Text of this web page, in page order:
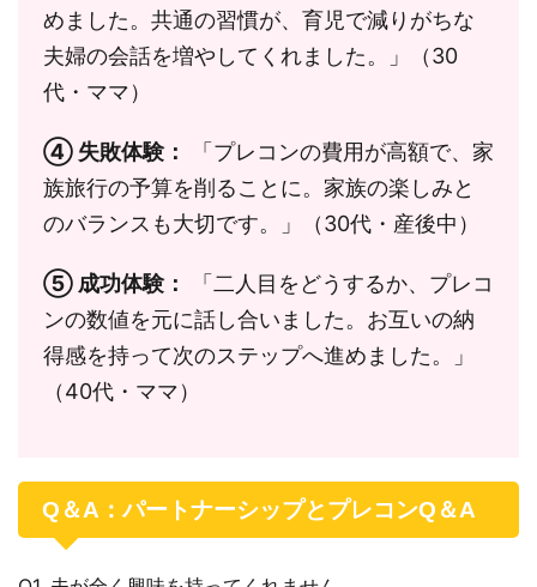
めました。共通の習慣が、育児で減りがちな
夫婦の会話を増やしてくれました。」（30
代・ママ）
④ 失敗体験：
「プレコンの費用が高額で、家
族旅行の予算を削ることに。家族の楽しみと
のバランスも大切です。」（30代・産後中）
⑤ 成功体験：
「二人目をどうするか、プレコ
ンの数値を元に話し合いました。お互いの納
得感を持って次のステップへ進めました。」
（40代・ママ）
Q＆A：パートナーシップとプレコンQ＆A